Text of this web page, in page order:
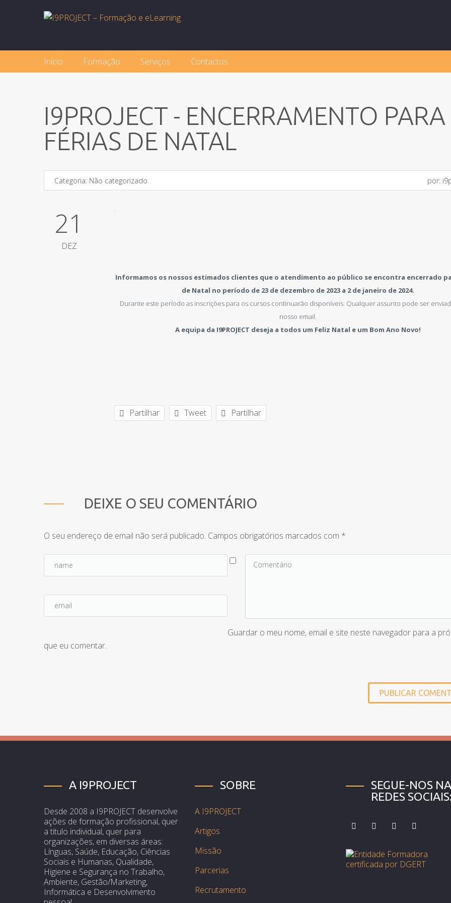
Início Formação Serviços Contactos
I9PROJECT - ENCERRAMENTO PARA
FÉRIAS DE NATAL
Categoria: Não categorizado por:
21
DEZ
Informamos os nossos estimados clientes que o atendimento ao público se encontra encerrado
de Natal no período de 23 de dezembro de 2023 a 2 de janeiro de 2024.
Durante este período as inscrições para os cursos continuarão disponíveis. Qualquer assunto pode ser
nosso email.
A equipa da I9PROJECT deseja a todos um Feliz Natal e um Bom Ano Novo!
Partilhar Tweet Partilhar
DEIXE O SEU COMENTÁRIO
O seu endereço de email não será publicado. Campos obrigatórios marcados com *
Guardar o meu nome, email e site neste navegador para a
que eu comentar.
A I9PROJECT
Desde 2008 a I9PROJECT desenvolve
ações de formação profissional, quer
a titulo individual, quer para
organizações, em diversas áreas:
Línguas, Saúde, Educação, Ciências
Sociais e Humanas, Qualidade,
Higiene e Segurança no Trabalho,
Ambiente, Gestão/Marketing,
Informática e Desenvolvimento
SOBRE
A I9PROJECT
Artigos
Missão
Parcerias
Recrutamento
SEGUE-NOS
REDES